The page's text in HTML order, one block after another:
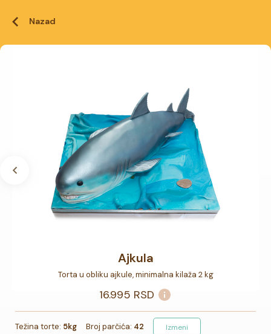
Nazad
Ajkula
Torta u obliku ajkule, minimalna kilaža 2 kg
16.995 RSD
Težina torte: 5kg Broj parčića: 42 Izmeni